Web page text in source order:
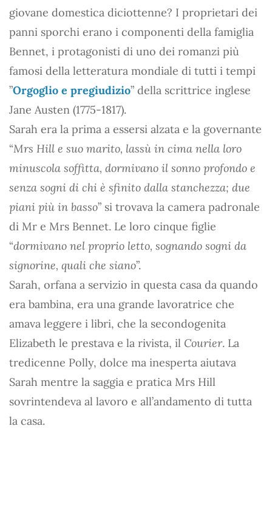
giovane domestica diciottenne? I proprietari dei
panni sporchi erano i componenti della famiglia
Bennet, i protagonisti di uno dei romanzi più
famosi della letteratura mondiale di tutti i tempi
”Orgoglio e pregiudizio” della scrittrice inglese
Jane Austen (1775-1817).
Sarah era la prima a essersi alzata e la governante
“Mrs Hill e suo marito, lassù in cima nella loro
minuscola soffitta, dormivano il sonno profondo e
senza sogni di chi è sfinito dalla stanchezza; due
piani più in basso” si trovava la camera padronale
di Mr e Mrs Bennet. Le loro cinque figlie
“dormivano nel proprio letto, sognando sogni da
signorine, quali che siano”.
Sarah, orfana a servizio in questa casa da quando
era bambina, era una grande lavoratrice che
amava leggere i libri, che la secondogenita
Elizabeth le prestava e la rivista, il Courier. La
tredicenne Polly, dolce ma inesperta aiutava
Sarah mentre la saggia e pratica Mrs Hill
sovrintendeva al lavoro e all’andamento di tutta
la casa.